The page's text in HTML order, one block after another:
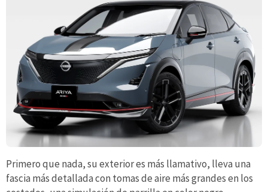
Primero que nada, su exterior es más llamativo, lleva una
fascia más detallada con tomas de aire más grandes en los